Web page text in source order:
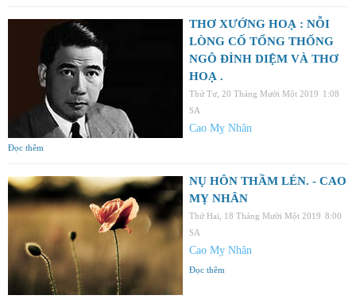
THƠ XƯỚNG HOẠ : NỖI
LÒNG CỐ TỔNG THỐNG
NGÔ ĐÌNH DIỆM VÀ THƠ
HOẠ .
Thứ Tư, 20 Tháng Mười Một 2019 1:08
SA
Cao Mỵ Nhân
Đọc thêm
NỤ HÔN THẦM LÉN. - CAO
MỴ NHÂN
Thứ Hai, 18 Tháng Mười Một 2019 8:00
SA
Cao Mỵ Nhân
Đọc thêm